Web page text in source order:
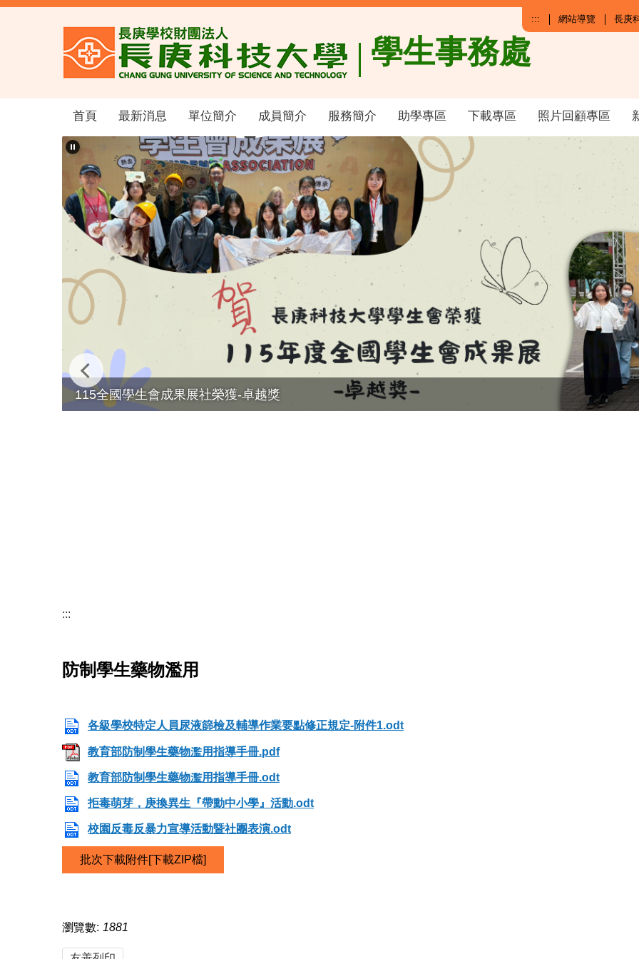
跳
學生事務處
::: 網站導覽 長庚
首頁 最新消息 單位簡介 成員簡介 服務簡介 助學專區 下載專區 照片回顧專區
115全國學生會成果展社榮獲-卓越獎
:::
防制學生藥物濫用
各級學校特定人員尿液篩檢及輔導作業要點修正規定-附件1.odt
教育部防制學生藥物濫用指導手冊.pdf
教育部防制學生藥物濫用指導手冊.odt
拒毒萌芽，庚換異生『帶動中小學』活動.odt
校園反毒反暴力宣導活動暨社團表演.odt
批次下載附件[下載ZIP檔]
瀏覽數: 1881